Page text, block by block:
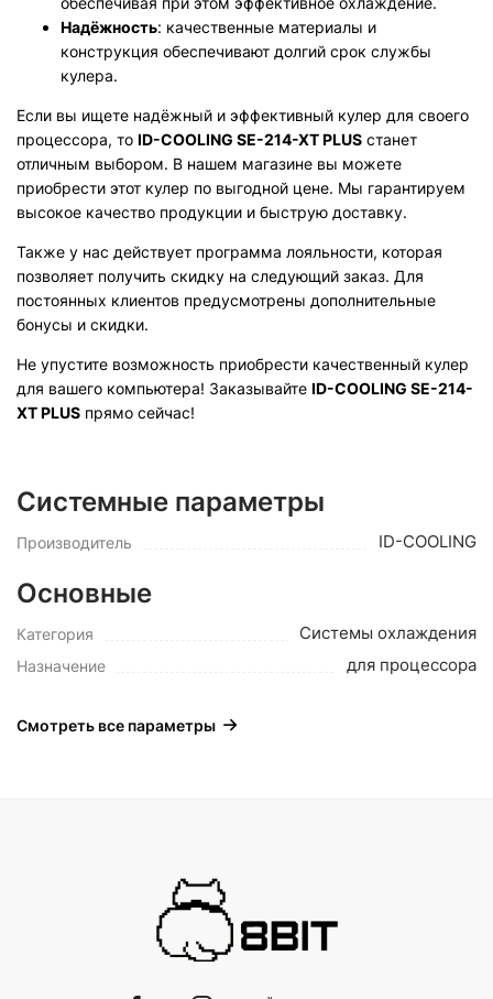
Надёжность: качественные материалы и
конструкция обеспечивают долгий срок службы
кулера.
Если вы ищете надёжный и эффективный кулер для своего
процессора, то ID-COOLING SE-214-XT PLUS станет
отличным выбором. В нашем магазине вы можете
приобрести этот кулер по выгодной цене. Мы гарантируем
высокое качество продукции и быструю доставку.
Также у нас действует программа лояльности, которая
позволяет получить скидку на следующий заказ. Для
постоянных клиентов предусмотрены дополнительные
бонусы и скидки.
Не упустите возможность приобрести качественный кулер
для вашего компьютера! Заказывайте ID-COOLING SE-214-
XT PLUS прямо сейчас!
Системные параметры
Производитель ID-COOLING
Основные
Категория Системы охлаждения
Назначение для процессора
Смотреть все параметры